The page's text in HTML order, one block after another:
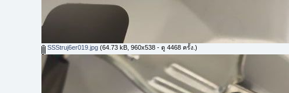
SSStruj6er019.jpg (64.73 kB, 960x538 - ดู 4468 ครั้ง.)